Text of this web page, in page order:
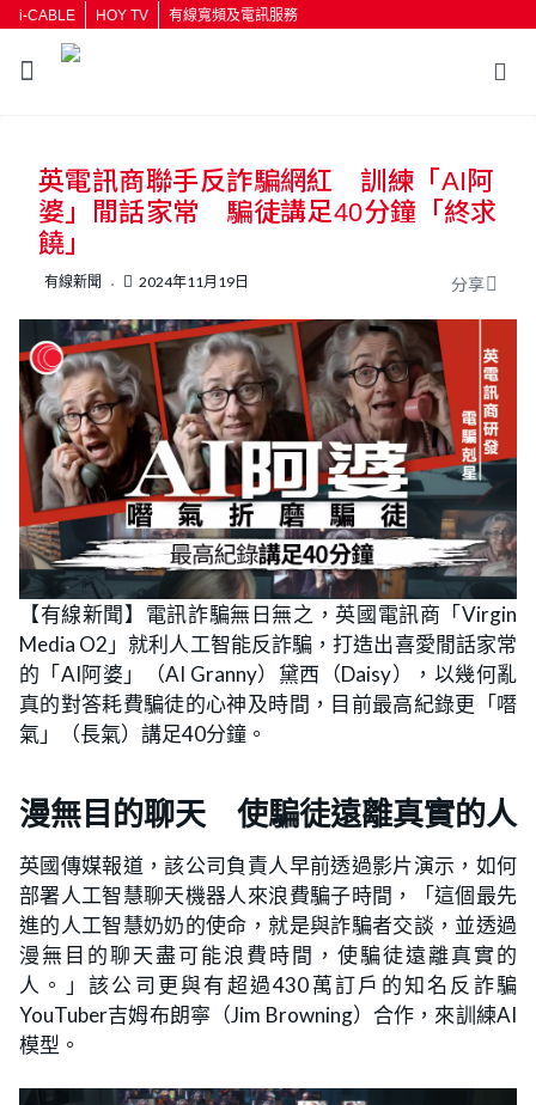
i-CABLE HOY TV 有線寬頻及電訊服務
按輸入鍵開始搜尋
英電訊商聯手反詐騙網紅 訓練「AI阿
婆」閒話家常 騙徒講足40分鐘「終求
饒」
有線新聞 2024年11月19日 分享
【有線新聞】電訊詐騙無日無之，英國電訊商「Virgin
Media O2」就利人工智能反詐騙，打造出喜愛閒話家常
的「AI阿婆」（AI Granny）黛西（Daisy），以幾何亂
真的對答耗費騙徒的心神及時間，目前最高紀錄更「噆
氣」（長氣）講足40分鐘。
漫無目的聊天 使騙徒遠離真實的人
英國傳媒報道，該公司負責人早前透過影片演示，如何
部署人工智慧聊天機器人來浪費騙子時間，「這個最先
進的人工智慧奶奶的使命，就是與詐騙者交談，並透過
漫無目的聊天盡可能浪費時間，使騙徒遠離真實的
人。」該公司更與有超過430萬訂戶的知名反詐騙
YouTuber吉姆布朗寧（Jim Browning）合作，來訓練AI
模型。